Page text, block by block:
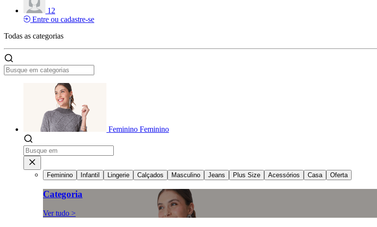
12
Entre ou cadastre-se
Todas as categorias
Feminino Feminino
Feminino Infantil Lingerie Calçados Masculino Jeans Plus Size Acessórios Casa Oferta
Categoria
Ver tudo >